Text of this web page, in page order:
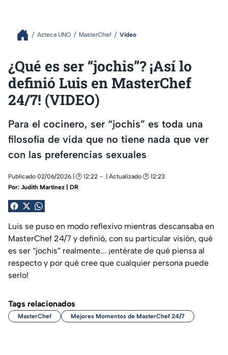
Azteca UNO MasterChef Video
¿Qué es ser “jochis”? ¡Así lo
definió Luis en MasterChef
24/7! (VIDEO)
Para el cocinero, ser “jochis” es toda una
filosofía de vida que no tiene nada que ver
con las preferencias sexuales
Publicado 02/06/2026 | 🕑 12:22
| Actualizado 🕑 12:23
Por: Judith Martínez | DR
Luis se puso en modo reflexivo mientras descansaba en
MasterChef 24/7 y definió, con su particular visión, qué
es ser “jochis” realmente... ¡entérate de qué piensa al
respecto y por qué cree que cualquier persona puede
serlo!
Tags relacionados
MasterChef Mejores Momentos de MasterChef 24/7